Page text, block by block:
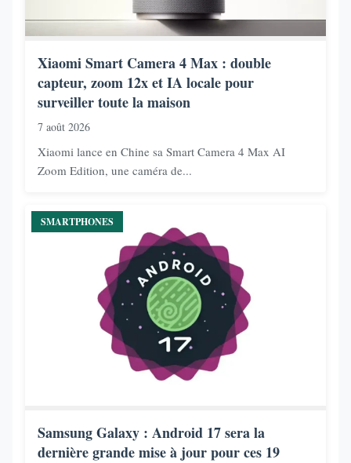
Xiaomi Smart Camera 4 Max : double
capteur, zoom 12x et IA locale pour
surveiller toute la maison
7 août 2026
Xiaomi lance en Chine sa Smart Camera 4 Max AI
Zoom Edition, une caméra de...
SMARTPHONES
Samsung Galaxy : Android 17 sera la
dernière grande mise à jour pour ces 19